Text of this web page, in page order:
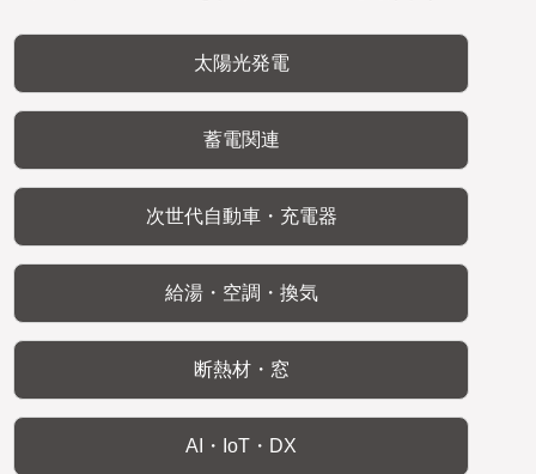
太陽光発電
蓄電関連
次世代自動車・充電器
給湯・空調・換気
断熱材・窓
AI・IoT・DX